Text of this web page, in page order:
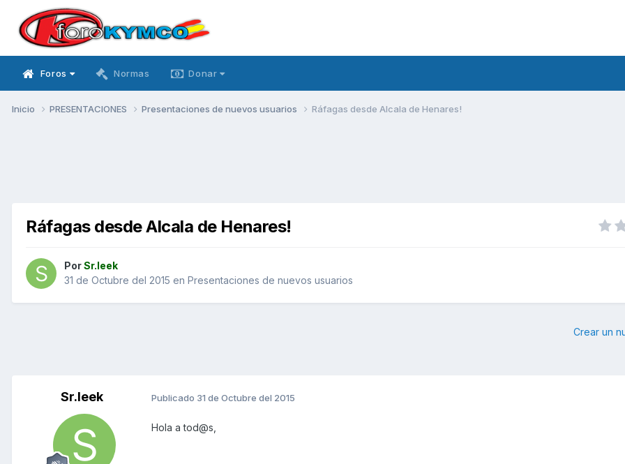
Foros Normas Donar
Inicio PRESENTACIONES Presentaciones de nuevos usuarios Ráfagas desde Alcala de Henares!
Ráfagas desde Alcala de Henares!
PorSr.leek
31 de Octubre del 2015 en Presentaciones de nuevos usuarios
Crear un
Sr.leek Publicado 31 de Octubre del 2015
Hola a tod@s,